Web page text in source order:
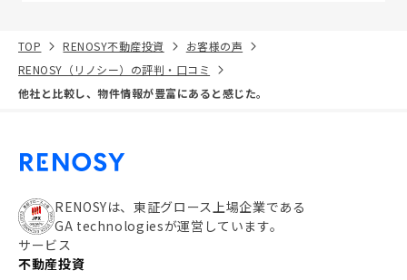
TOP RENOSY不動産投資
お客様の声
RENOSY（リノシー）の評判・口コミ
他社と比較し、物件情報が豊富にあると感じた。
RENOSYは、東証グロース上場企業である
GA technologiesが運営しています。
サービス
不動産投資